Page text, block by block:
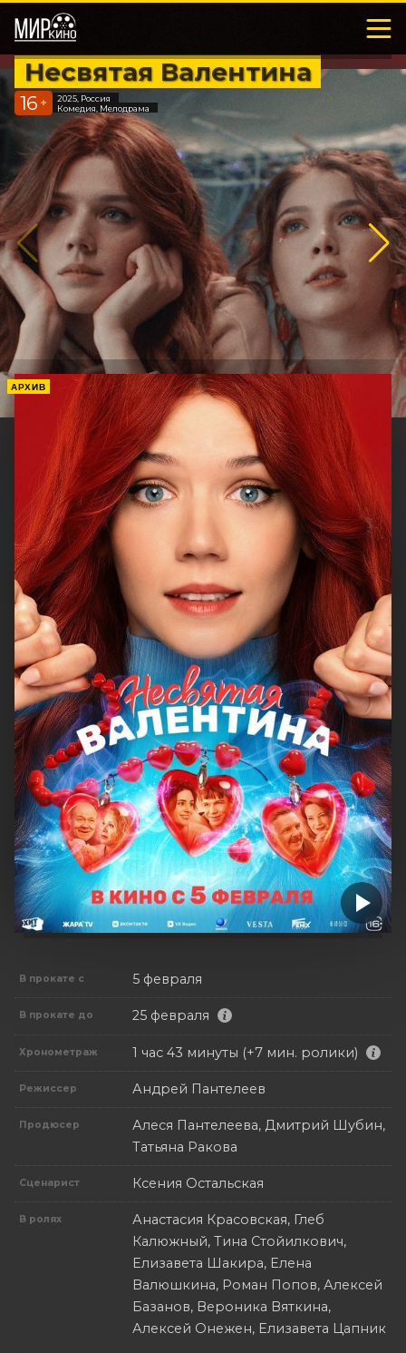
Несвятая Валентина
16 +
2025, Россия
Комедия, Мелодрама
АРХИВ
В прокате с 5 февраля
В прокате до 25 февраля
Хронометраж 1 час 43 минуты (+7 мин. ролики)
Режиссер Андрей Пантелеев
Продюсер
Алеся Пантелеева, Дмитрий Шубин,
Татьяна Ракова
Сценарист Ксения Остальская
В ролях
Анастасия Красовская, Глеб
Калюжный, Тина Стойилкович,
Елизавета Шакира, Елена
Валюшкина, Роман Попов, Алексей
Базанов, Вероника Вяткина,
Алексей Онежен, Елизавета Цапник